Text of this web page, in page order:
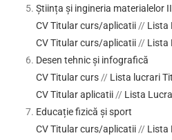
Știința și ingineria materialelor II
CV Titular curs/aplicatii // Lista
CV Titular curs/aplicatii // Lista
Desen tehnic și infografică
CV Titular curs // Lista lucrari
CV Titular aplicatii // Lista
Educație fizică și sport
CV Titular curs/aplicatii // Lista